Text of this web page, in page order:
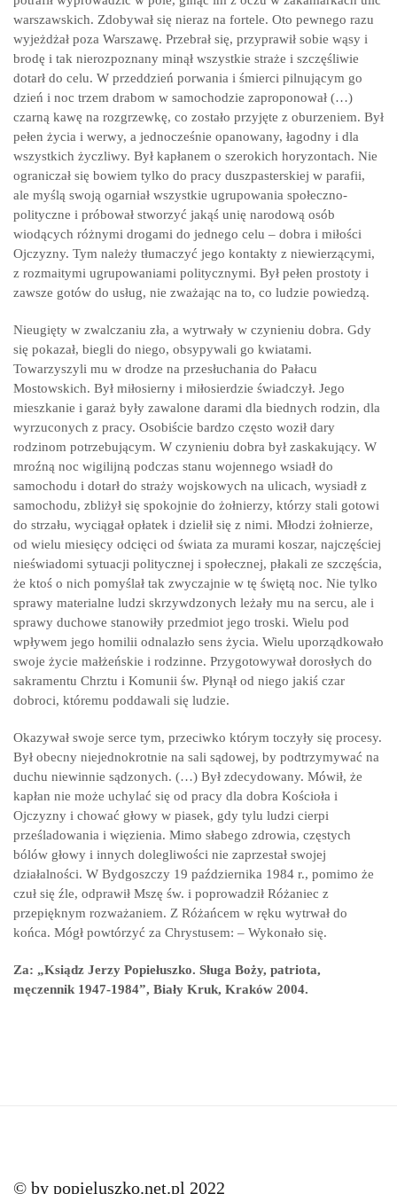
warszawskich. Zdobywał się nieraz na fortele. Oto pewnego razu
wyjeżdżał poza Warszawę. Przebrał się, przyprawił sobie wąsy i
brodę i tak nierozpoznany minął wszystkie straże i szczęśliwie
dotarł do celu. W przeddzień porwania i śmierci pilnującym go
dzień i noc trzem drabom w samochodzie zaproponował (…)
czarną kawę na rozgrzewkę, co zostało przyjęte z oburzeniem. Był
pełen życia i werwy, a jednocześnie opanowany, łagodny i dla
wszystkich życzliwy. Był kapłanem o szerokich horyzontach. Nie
ograniczał się bowiem tylko do pracy duszpasterskiej w parafii,
ale myślą swoją ogarniał wszystkie ugrupowania społeczno-
polityczne i próbował stworzyć jakąś unię narodową osób
wiodących różnymi drogami do jednego celu – dobra i miłości
Ojczyzny. Tym należy tłumaczyć jego kontakty z niewierzącymi,
z rozmaitymi ugrupowaniami politycznymi. Był pełen prostoty i
zawsze gotów do usług, nie zważając na to, co ludzie powiedzą.
Nieugięty w zwalczaniu zła, a wytrwały w czynieniu dobra. Gdy
się pokazał, biegli do niego, obsypywali go kwiatami.
Towarzyszyli mu w drodze na przesłuchania do Pałacu
Mostowskich. Był miłosierny i miłosierdzie świadczył. Jego
mieszkanie i garaż były zawalone darami dla biednych rodzin, dla
wyrzuconych z pracy. Osobiście bardzo często woził dary
rodzinom potrzebującym. W czynieniu dobra był zaskakujący. W
mroźną noc wigilijną podczas stanu wojennego wsiadł do
samochodu i dotarł do straży wojskowych na ulicach, wysiadł z
samochodu, zbliżył się spokojnie do żołnierzy, którzy stali gotowi
do strzału, wyciągał opłatek i dzielił się z nimi. Młodzi żołnierze,
od wielu miesięcy odcięci od świata za murami koszar, najczęściej
nieświadomi sytuacji politycznej i społecznej, płakali ze szczęścia,
że ktoś o nich pomyślał tak zwyczajnie w tę świętą noc. Nie tylko
sprawy materialne ludzi skrzywdzonych leżały mu na sercu, ale i
sprawy duchowe stanowiły przedmiot jego troski. Wielu pod
wpływem jego homilii odnalazło sens życia. Wielu uporządkowało
swoje życie małżeńskie i rodzinne. Przygotowywał dorosłych do
sakramentu Chrztu i Komunii św. Płynął od niego jakiś czar
dobroci, któremu poddawali się ludzie.
Okazywał swoje serce tym, przeciwko którym toczyły się procesy.
Był obecny niejednokrotnie na sali sądowej, by podtrzymywać na
duchu niewinnie sądzonych. (…) Był zdecydowany. Mówił, że
kapłan nie może uchylać się od pracy dla dobra Kościoła i
Ojczyzny i chować głowy w piasek, gdy tylu ludzi cierpi
prześladowania i więzienia. Mimo słabego zdrowia, częstych
bólów głowy i innych dolegliwości nie zaprzestał swojej
działalności. W Bydgoszczy 19 października 1984 r., pomimo że
czuł się źle, odprawił Mszę św. i poprowadził Różaniec z
przepięknym rozważaniem. Z Różańcem w ręku wytrwał do
końca. Mógł powtórzyć za Chrystusem: – Wykonało się.
Za: „Ksiądz Jerzy Popiełuszko. Sługa Boży, patriota,
męczennik 1947-1984”, Biały Kruk, Kraków 2004.
© by popieluszko.net.pl 2022